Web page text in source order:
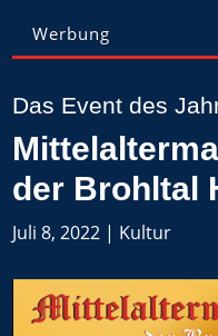
Werbung
Das Event des
der Brohltal
Juli 8, 2022 | Kultur